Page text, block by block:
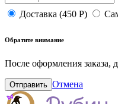
Доставка (450 Р)
Обратите внимание
После оформления заказа,
Отправить Отмена